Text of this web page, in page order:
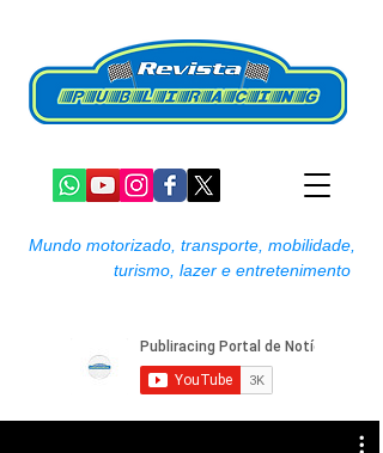
Mundo motorizado, transporte, mobilidade,
turismo, lazer e entretenimento